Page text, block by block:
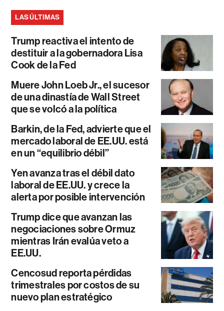
LAS ÚLTIMAS
Trump reactiva el intento de
destituir a la gobernadora Lisa
Cook de la Fed
Muere John Loeb Jr., el sucesor
de una dinastía de Wall Street
que se volcó a la política
Barkin, de la Fed, advierte que el
mercado laboral de EE.UU. está
en un “equilibrio débil”
Yen avanza tras el débil dato
laboral de EE.UU. y crece la
alerta por posible intervención
Trump dice que avanzan las
negociaciones sobre Ormuz
mientras Irán evalúa veto a
EE.UU.
Cencosud reporta pérdidas
trimestrales por costos de su
nuevo plan estratégico